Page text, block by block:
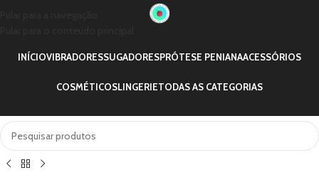
INÍCIOVIBRADORESSUGADORESPRÓTESE PENIANAACESSÓRIOS
COSMÉTICOSLINGERIETODAS AS CATEGORIAS